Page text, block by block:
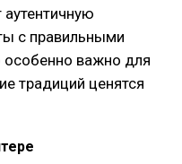
аутентичную
с правильными
особенно важно для
традиций ценятся